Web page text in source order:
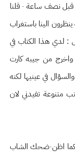
صاحب المكتبة: لقد نفذ لان اخر طبعة قد بيعت قبل نصف ساعة ٠ قلنا
الينا باستغراب
: لدي هذا الكتاب في
واخرج من جيبه كارت
٠ نظرت سحر والسؤال في عينيها لكنه
متنوعة تفيدني لان
قلت: لكن هذه مكتبة صغيرة وليست بالمطلوب كما اظن٠ضحك الشاب